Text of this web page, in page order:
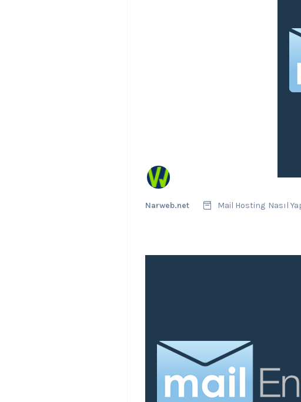
Narweb.net Mail Hosting Nasıl